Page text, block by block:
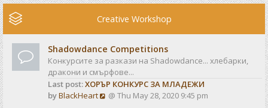
s
o
s
t
e
w
e
l
a
t
e
Creative Workshop
Shadowdance Competitions
Конкурсите за разкази на Shadowdance... хлебарки,
дракони и смърфове...
Last post:ХОРЪР КОНКУРС ЗА МЛАДЕЖИ
byBlackHeart
V@ Thu May 28, 2020 9:45 pm